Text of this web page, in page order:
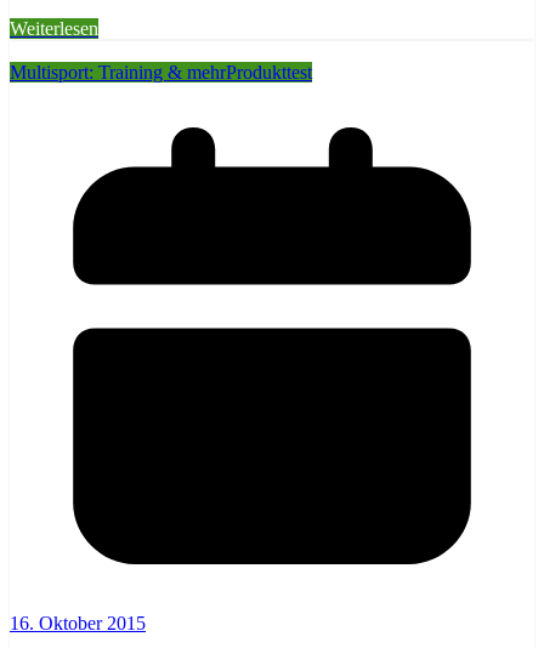
Weiterlesen
Multisport: Training & mehrProdukttest
16. Oktober 2015